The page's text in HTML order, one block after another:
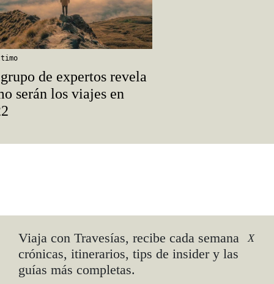
de expertos revela
serán los viajes en
Viaja con Travesías, recibe cada semana
crónicas, itinerarios, tips de insider y las
guías más completas.
X